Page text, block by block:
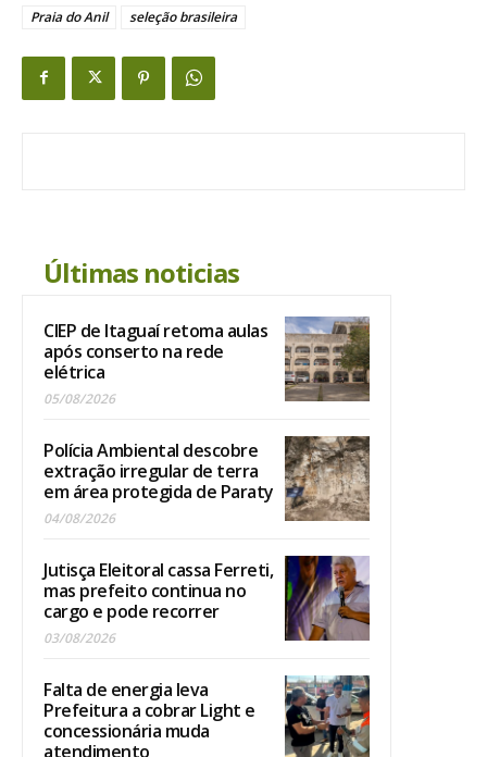
Praia do Anil
seleção brasileira
Últimas noticias
CIEP de Itaguaí retoma aulas
após conserto na rede
elétrica
05/08/2026
Polícia Ambiental descobre
extração irregular de terra
em área protegida de Paraty
04/08/2026
Jutisça Eleitoral cassa Ferreti,
mas prefeito continua no
cargo e pode recorrer
03/08/2026
Falta de energia leva
Prefeitura a cobrar Light e
concessionária muda
atendimento